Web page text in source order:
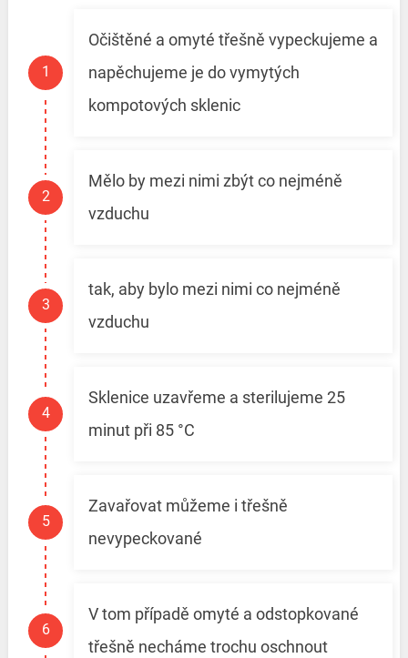
Očištěné a omyté třešně vypeckujeme a
napěchujeme je do vymytých
kompotových sklenic
Mělo by mezi nimi zbýt co nejméně
vzduchu
tak, aby bylo mezi nimi co nejméně
vzduchu
Sklenice uzavřeme a sterilujeme 25
minut při 85 °C
Zavařovat můžeme i třešně
nevypeckované
V tom případě omyté a odstopkované
třešně necháme trochu oschnout